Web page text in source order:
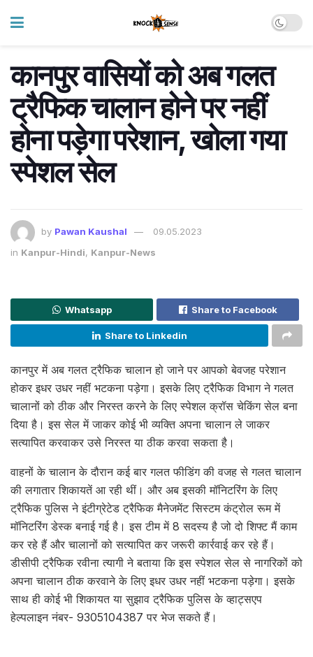
कानपुर वासियों को अब गलत
ट्रैफिक चालान होने पर नहीं
होना पड़ेगा परेशान, खोला गया
स्पेशल सेल
by Pawan Kaushal
09.05.2023
in Kanpur-Hindi, Kanpur-News
Whatsapp Share to Facebook
Share to Linkedin
कानपुर में अब गलत ट्रैफिक चालान हो जाने पर आपको बेवजह परेशान
होकर इधर उधर नहीं भटकना पड़ेगा। इसके लिए ट्रैफिक विभाग ने गलत
चालानों को ठीक और निरस्त करने के लिए स्पेशल क्रॉस चेकिंग सेल बना
दिया है। इस सेल में जाकर कोई भी व्यक्ति अपना चालान ले जाकर
सत्यापित करवाकर उसे निरस्त या ठीक करवा सकता है।
वाहनों के चालान के दौरान कई बार गलत फीडिंग की वजह से गलत चालान
की लगातार शिकायतें आ रही थीं। और अब इसकी मॉनिटरिंग के लिए
ट्रैफिक पुलिस ने इंटीग्रेटेड ट्रैफिक मैनेजमेंट सिस्टम कंट्रोल रूम में
मॉनिटरिंग डेस्क बनाई गई है। इस टीम में 8 सदस्य है जो दो शिफ्ट मैं काम
कर रहे हैं और चालानों को सत्यापित कर जरूरी कार्रवाई कर रहे हैं।
डीसीपी ट्रैफिक रवीना त्यागी ने बताया कि इस स्पेशल सेल से नागरिकों को
अपना चालान ठीक करवाने के लिए इधर उधर नहीं भटकना पड़ेगा। इसके
साथ ही कोई भी शिकायत या सुझाव ट्रैफिक पुलिस के व्हाट्सएप
हेल्पलाइन नंबर- 9305104387 पर भेज सकते हैं।